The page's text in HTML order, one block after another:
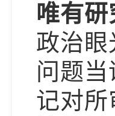
唯有
政治
问题
记对